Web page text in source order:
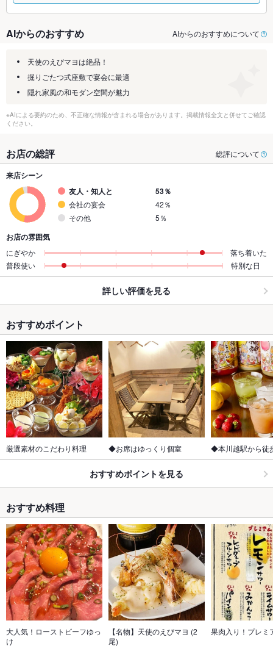
AIからのおすすめ AIからのおすすめについて
天使のえびマヨは絶品！
掘りごたつ式座敷で宴会に最適
隠れ家風の和モダン空間が魅力
※AIによる要約のため、不正確な情報が含まれる場合があります。掲載情報全文と併せてご確認
ください。
お店の総評 総評について
来店シーン
友人・知人と
53％
会社の宴会
42％
その他
5％
お店の雰囲気
にぎやか
落ち着いた
普段使い
特別な日
詳しい評価を見る
おすすめポイント
厳選素材のこだわり料理 ◆お席はゆっくり個室 ◆本川越駅から徒
おすすめポイントを見る
おすすめ料理
大人気！ローストビーフゆっ
け
【名物】天使のえびマヨ (2
尾)
果肉入り！プレミ